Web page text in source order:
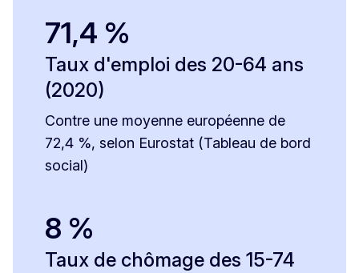
71,4 %
Taux d'emploi des 20-64 ans
(2020)
Contre une moyenne européenne de
72,4 %, selon Eurostat (Tableau de bord
social)
8 %
Taux de chômage des 15-74